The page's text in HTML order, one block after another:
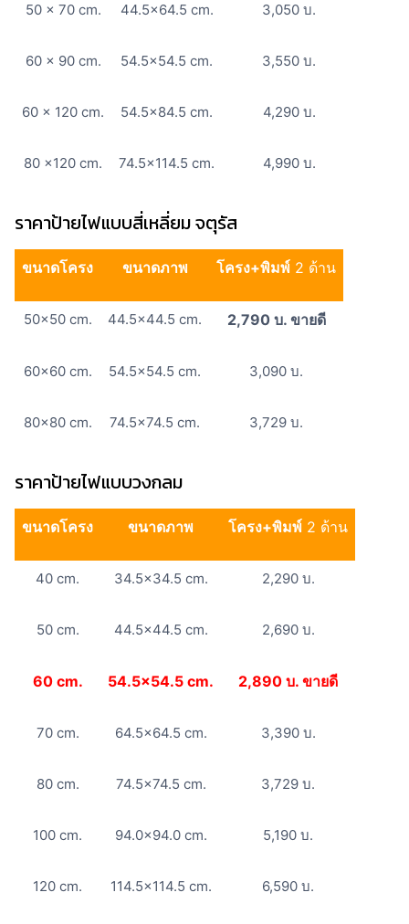
50 x 70 cm. 44.5×64.5 cm. 3,050 บ.
60 x 90 cm. 54.5×54.5 cm. 3,550 บ.
60 x 120 cm. 54.5×84.5 cm. 4,290 บ.
80 x120 cm. 74.5×114.5 cm. 4,990 บ.
ราคาป้ายไฟแบบสี่เหลี่ยม จตุรัส
ขนาดโครง ขนาดภาพ โครง+พิมพ์ 2 ด้าน
50×50 cm. 44.5×44.5 cm. 2,790 บ. ขายดี
60×60 cm. 54.5×54.5 cm. 3,090 บ.
80×80 cm. 74.5×74.5 cm. 3,729 บ.
ราคาป้ายไฟแบบวงกลม
ขนาดโครง ขนาดภาพ โครง+พิมพ์ 2 ด้าน
40 cm. 34.5×34.5 cm. 2,290 บ.
50 cm. 44.5×44.5 cm. 2,690 บ.
60 cm. 54.5×54.5 cm. 2,890 บ. ขายดี
70 cm. 64.5×64.5 cm. 3,390 บ.
80 cm. 74.5×74.5 cm. 3,729 บ.
100 cm. 94.0×94.0 cm. 5,190 บ.
120 cm. 114.5×114.5 cm. 6,590 บ.